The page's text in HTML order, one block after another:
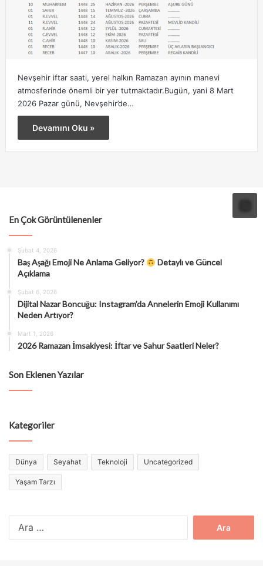
Nevşehir iftar saati, yerel halkın Ramazan ayının manevi
atmosferinde önemli bir yer tutmaktadır.Bugün, yani 8 Mart
2026 Pazar günü, Nevşehir’de…
Devamını Oku »
En Çok Görüntülenenler
Şubat 4, 2026
Baş Aşağı Emoji Ne Anlama Geliyor?
Detaylı ve Güncel
Açıklama
Şubat 6, 2026
Dijital Nazar Boncuğu: Instagram’da Annelerin Emoji Kullanımı
Neden Artıyor?
Mart 1, 2026
2026 Ramazan İmsakiyesi: İftar ve Sahur Saatleri Neler?
Son Eklenen Yazılar
Kategoriler
Dünya Seyahat Teknoloji Uncategorized
Yaşam Tarzı